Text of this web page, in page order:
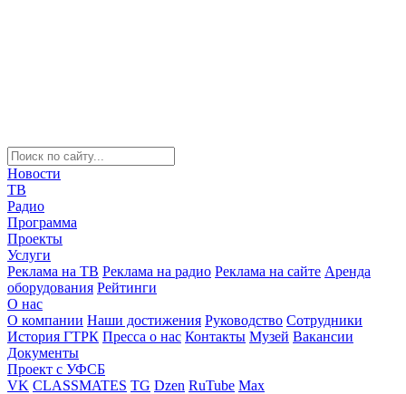
Новости
ТВ
Радио
Программа
Проекты
Услуги
Реклама на ТВ Реклама на радио Реклама на сайте Аренда
оборудования Рейтинги
О нас
О компании Наши достижения Руководство Сотрудники
История ГТРК Пресса о нас Контакты Музей Вакансии
Документы
Проект с УФСБ
VK CLASSMATES TG Dzen RuTube Max